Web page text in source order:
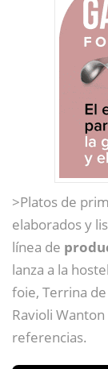
>Platos de
elaborados y
línea de
lanza a la
foie, Terrina
Ravioli
referencias.